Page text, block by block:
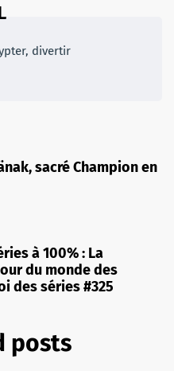
divertir
sacré Champion en
à 100% : La
du monde des
des séries #325
posts